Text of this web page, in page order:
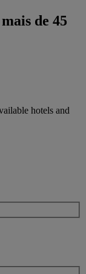
de 45
hotels and